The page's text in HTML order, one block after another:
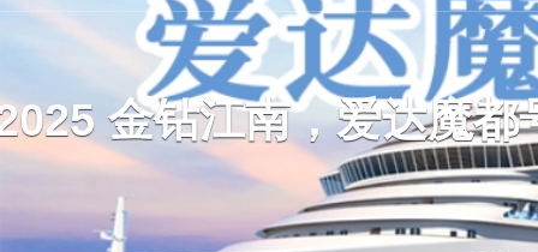
金钻江南，爱达魔